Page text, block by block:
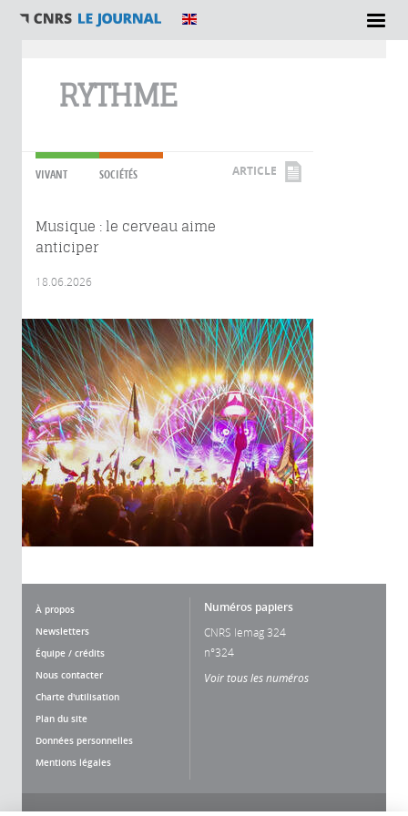
RYTHME
VIVANT SOCIÉTÉS ARTICLE
Musique : le cerveau aime
anticiper
18.06.2026
À propos
Newsletters
Équipe / crédits
Nous contacter
Charte d'utilisation
Plan du site
Données personnelles
Mentions légales
Numéros papiers
CNRS lemag 324
n°324
Voir tous les numéros